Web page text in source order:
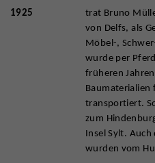
1925
trat Bruno
von Delfs, als
Möbel-,
wurde per
früheren
Baumaterialien
transportiert.
zum
Insel Sylt.
wurden vom